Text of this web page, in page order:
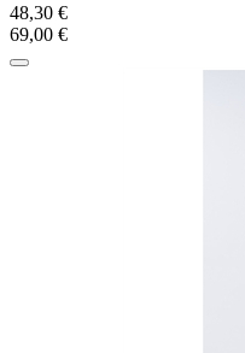
48,30 €
69,00 €